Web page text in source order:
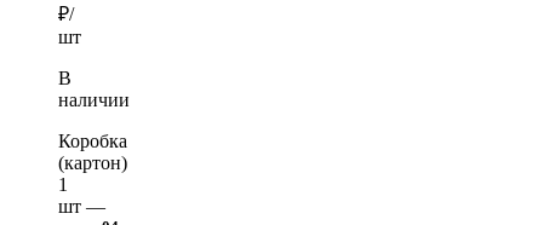
₽/
шт
В
наличии
Коробка
(картон)
1
шт —